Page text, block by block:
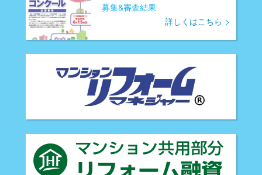
募集&審査結果
詳しくはこちら